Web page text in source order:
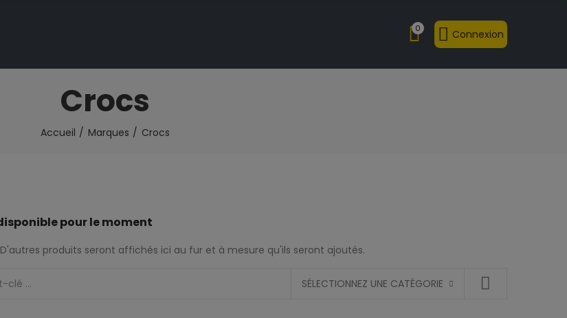
0 Connexion
Crocs
Accueil Marques Crocs
pour le moment
produits seront affichés ici au fur et à mesure qu'ils seront ajoutés.
SÉLECTIONNEZ UNE CATÉGORIE